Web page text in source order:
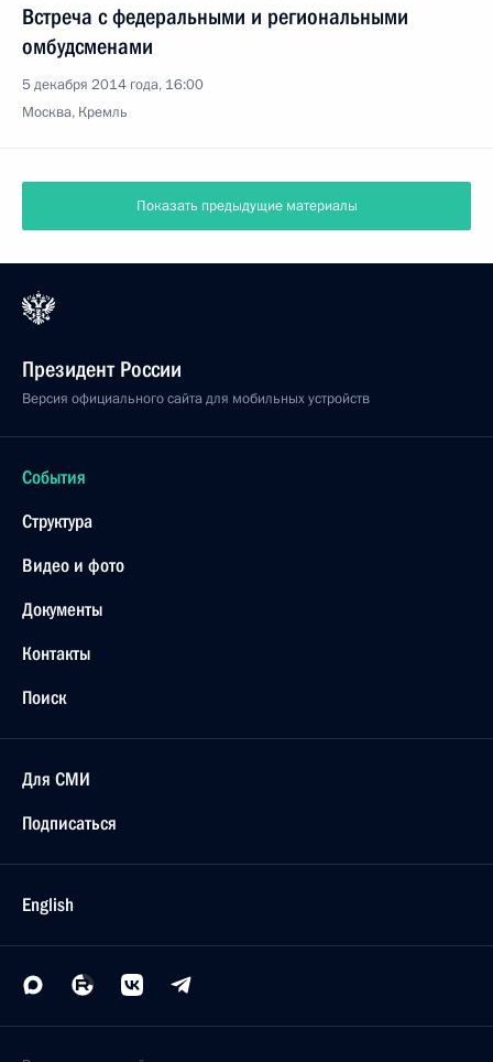
Встреча с федеральными и региональными
омбудсменами
5 декабря 2014 года, 16:00
Москва, Кремль
Показать предыдущие материалы
Президент России
Версия официального сайта для мобильных устройств
События
Структура
Видео и фото
Документы
Контакты
Поиск
Для СМИ
Подписаться
English